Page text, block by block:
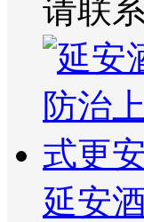
请联
延安